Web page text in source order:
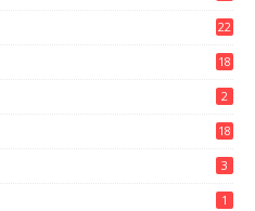
22
18
2
18
3
1